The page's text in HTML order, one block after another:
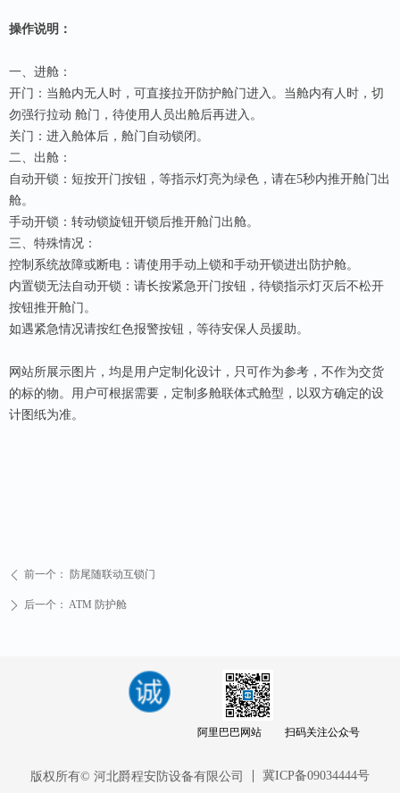
操作说明：
一、进舱：
开门：当舱内无人时，可直接拉开防护舱门进入。当舱内有人时，切
勿强行拉动 舱门，待使用人员出舱后再进入。
关门：进入舱体后，舱门自动锁闭。
二、出舱：
自动开锁：短按开门按钮，等指示灯亮为绿色，请在5秒内推开舱门出
舱。
手动开锁：转动锁旋钮开锁后推开舱门出舱。
三、特殊情况：
控制系统故障或断电：请使用手动上锁和手动开锁进出防护舱。
内置锁无法自动开锁：请长按紧急开门按钮，待锁指示灯灭后不松开
按钮推开舱门。
如遇紧急情况请按红色报警按钮，等待安保人员援助。
网站所展示图片，均是用户定制化设计，只可作为参考，不作为交货
的标的物。用户可根据需要，定制多舱联体式舱型，以双方确定的设
计图纸为准。
ꄴ 前一个： 防尾随联动互锁门
ꄲ 后一个： ATM 防护舱
阿里巴巴网站 扫码关注公众号
版权所有© 河北爵程安防设备有限公司 冀ICP备09034444号